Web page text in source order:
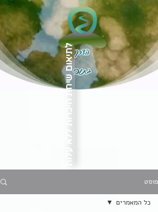
הדרך
בתוכילתיאום שיחת היכרות ללא עלות
פוסט
כל המאמרים